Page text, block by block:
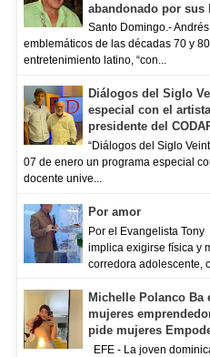
abandonado por sus
Santo Domingo.-
emblemáticos de las décadas 70 y
entretenimiento latino, “con...
Diálogos del Siglo
especial con el
presidente del
“Diálogos del Siglo
07 de enero un programa especial
docente unive...
Por amor
Por el Evangelista
implica exigirse física y
corredora adolescente,
Michelle Polanco Ba
mujeres
pide mujeres
EFE - La joven